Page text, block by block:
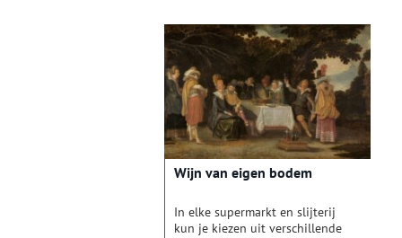
Wijn van eigen bodem
In elke supermarkt en slijterij
kun je kiezen uit verschillende